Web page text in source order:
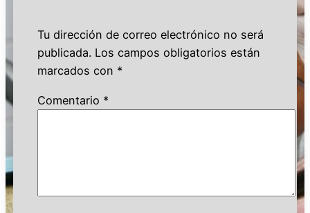
Tu dirección de correo electrónico no será
publicada. Los campos obligatorios están
marcados con *
Comentario *